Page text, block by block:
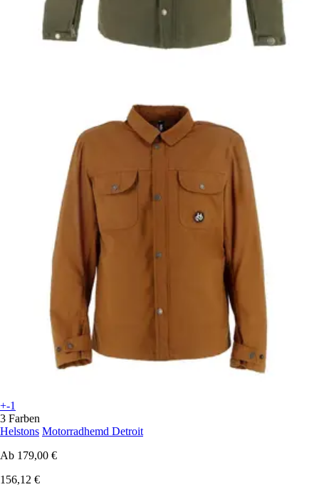
+-1
3 Farben
Helstons Motorradhemd Detroit
Ab 179,00 €
156,12 €